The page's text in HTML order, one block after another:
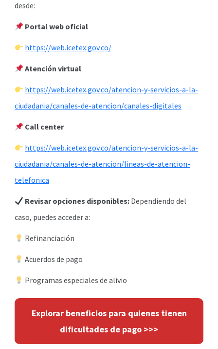
desde:
Portal web oficial
https://web.icetex.gov.co/
Atención virtual
https://web.icetex.gov.co/atencion-y-servicios-a-la-
ciudadania/canales-de-atencion/canales-digitales
Call center
https://web.icetex.gov.co/atencion-y-servicios-a-la-
ciudadania/canales-de-atencion/lineas-de-atencion-
telefonica
Revisar opciones disponibles: Dependiendo del
caso, puedes acceder a:
Refinanciación
Acuerdos de pago
Programas especiales de alivio
Explorar beneficios para quienes tienen
dificultades de pago >>>